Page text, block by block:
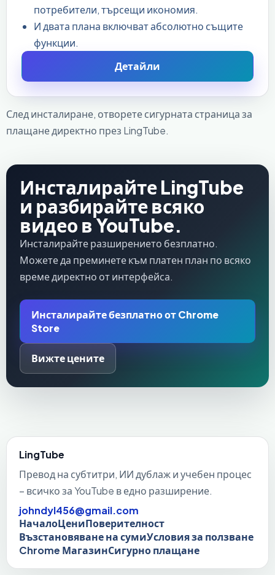
потребители, търсещи икономия.
И двата плана включват абсолютно същите
функции.
Детайли
След инсталиране, отворете сигурната страница за
плащане директно през LingTube.
Инсталирайте LingTube
и разбирайте всяко
видео в YouTube.
Инсталирайте разширението безплатно.
Можете да преминете към платен план по всяко
време директно от интерфейса.
Инсталирайте безплатно от Chrome
Store
Вижте цените
LingTube
Превод на субтитри, ИИ дублаж и учебен процес
– всичко за YouTube в едно разширение.
johndyl456@gmail.com
НачалоЦениПоверителност
Възстановяване на сумиУсловия за ползване
Chrome МагазинСигурно плащане